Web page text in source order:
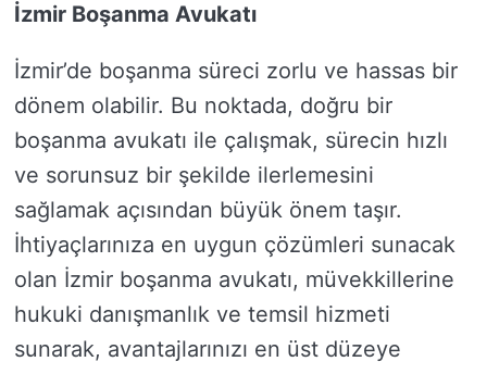
İzmir Boşanma Avukatı
İzmir’de boşanma süreci zorlu ve hassas bir
dönem olabilir. Bu noktada, doğru bir
boşanma avukatı ile çalışmak, sürecin hızlı
ve sorunsuz bir şekilde ilerlemesini
sağlamak açısından büyük önem taşır.
İhtiyaçlarınıza en uygun çözümleri sunacak
olan İzmir boşanma avukatı, müvekkillerine
hukuki danışmanlık ve temsil hizmeti
sunarak, avantajlarınızı en üst düzeye